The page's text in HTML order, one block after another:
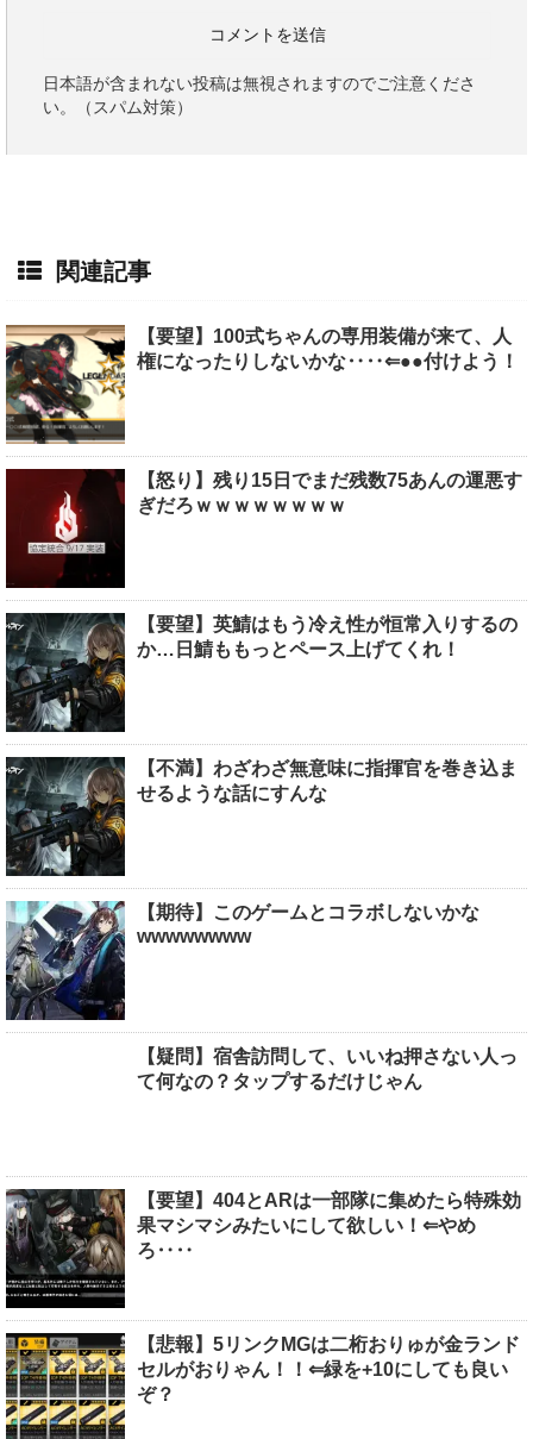
日本語が含まれない投稿は無視されますのでご注意くださ
い。（スパム対策）
関連記事
【要望】100式ちゃんの専用装備が来て、人
権になったりしないかな‥‥⇐●●付けよう！
【怒り】残り15日でまだ残数75あんの運悪す
ぎだろｗｗｗｗｗｗｗｗ
【要望】英鯖はもう冷え性が恒常入りするの
か…日鯖ももっとペース上げてくれ！
【不満】わざわざ無意味に指揮官を巻き込ま
せるような話にすんな
【期待】このゲームとコラボしないかな
wwwwwwww
【疑問】宿舎訪問して、いいね押さない人っ
て何なの？タップするだけじゃん
【要望】404とARは一部隊に集めたら特殊効
果マシマシみたいにして欲しい！⇐やめ
ろ‥‥
【悲報】5リンクMGは二桁おりゅが金ランド
セルがおりゃん！！⇐緑を+10にしても良い
ぞ？